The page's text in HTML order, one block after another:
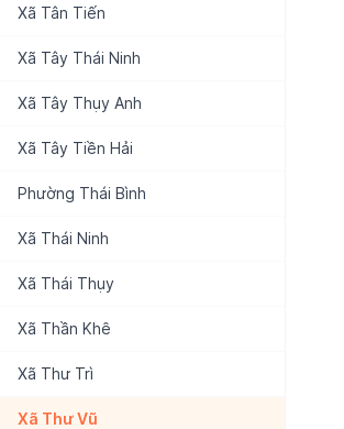
Xã Tân Tiến
Xã Tây Thái Ninh
Xã Tây Thụy Anh
Xã Tây Tiền Hải
Phường Thái Bình
Xã Thái Ninh
Xã Thái Thụy
Xã Thần Khê
Xã Thư Trì
Xã Thư Vũ